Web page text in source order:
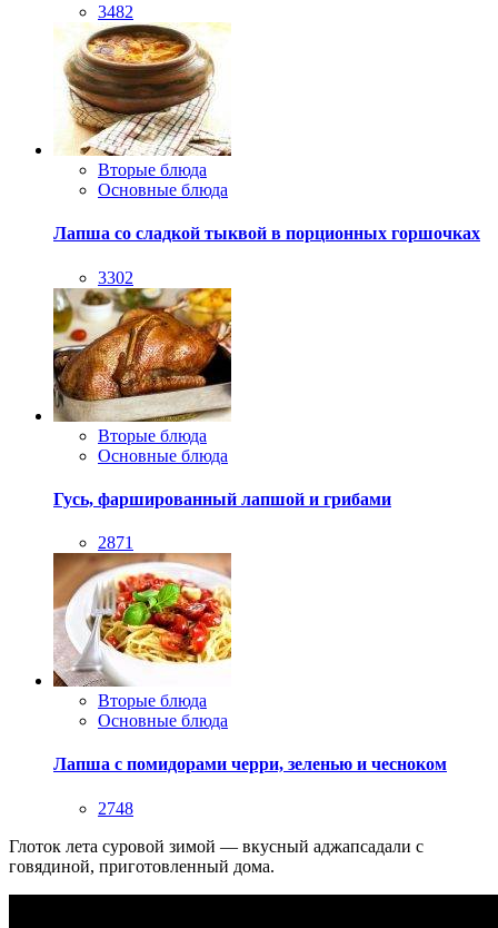
3482
Вторые блюда
Основные блюда
Лапша со сладкой тыквой в порционных горшочках
3302
Вторые блюда
Основные блюда
Гусь, фаршированный лапшой и грибами
2871
Вторые блюда
Основные блюда
Лапша с помидорами черри, зеленью и чесноком
2748
Глоток лета суровой зимой — вкусный аджапсадали с
говядиной, приготовленный дома.